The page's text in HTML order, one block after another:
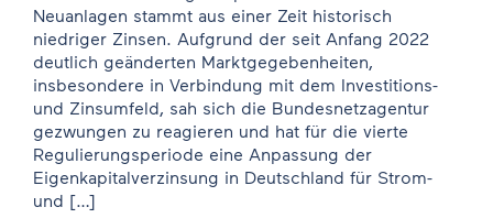
Neuanlagen stammt aus einer Zeit historisch
niedriger Zinsen. Aufgrund der seit Anfang 2022
deutlich geänderten Marktgegebenheiten,
insbesondere in Verbindung mit dem Investitions-
und Zinsumfeld, sah sich die Bundesnetzagentur
gezwungen zu reagieren und hat für die vierte
Regulierungsperiode eine Anpassung der
Eigenkapitalverzinsung in Deutschland für Strom-
und […]